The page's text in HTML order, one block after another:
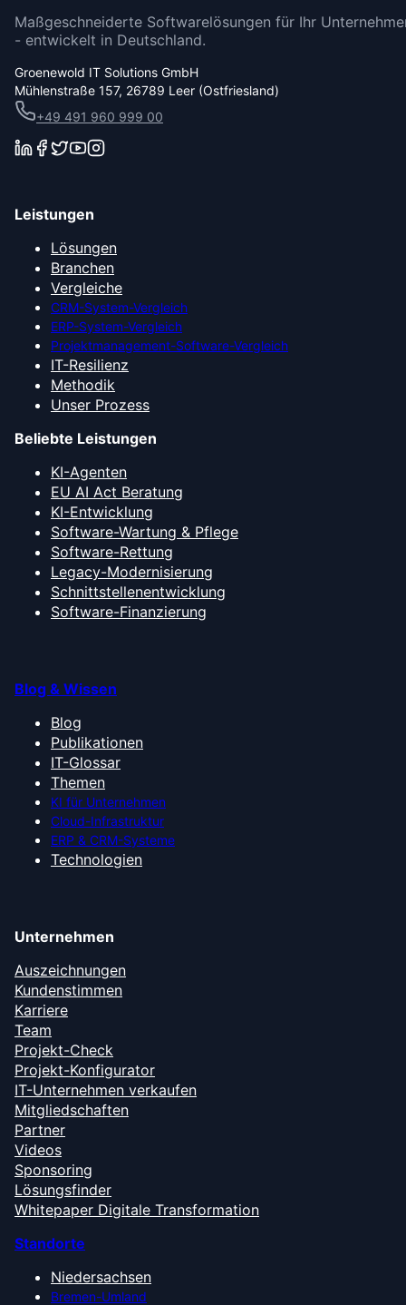
Maßgeschneiderte Softwarelösungen für Ihr
- entwickelt in Deutschland.
Groenewold IT Solutions GmbH
Mühlenstraße 157, 26789 Leer (Ostfriesland)
+49 491 960 999 00
Leistungen
Lösungen
Branchen
Vergleiche
CRM-System-Vergleich
ERP-System-Vergleich
Projektmanagement-Software-Vergleich
IT-Resilienz
Methodik
Unser Prozess
Beliebte Leistungen
KI-Agenten
EU AI Act Beratung
KI-Entwicklung
Software-Wartung & Pflege
Software-Rettung
Legacy-Modernisierung
Schnittstellenentwicklung
Software-Finanzierung
Blog & Wissen
Blog
Publikationen
IT-Glossar
Themen
KI für Unternehmen
Cloud-Infrastruktur
ERP & CRM-Systeme
Technologien
Unternehmen
Auszeichnungen
Kundenstimmen
Karriere
Team
Projekt-Check
Projekt-Konfigurator
IT-Unternehmen verkaufen
Mitgliedschaften
Partner
Videos
Sponsoring
Lösungsfinder
Whitepaper Digitale Transformation
Standorte
Niedersachsen
Bremen-Umland